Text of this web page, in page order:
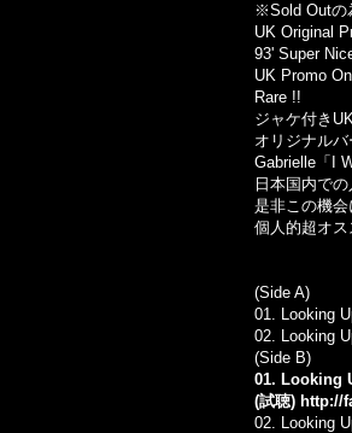
※Sold Outの
UK Original
93' Super
UK Promo
Rare !!
ジャケ付き
オリジナル
Gabrielle 「 I
日本国内で
是非この機会
個人的超オス
(Side A)
01. Looking
02. Looking
(Side B)
01. Looking
(試聴) http://
02. Looking